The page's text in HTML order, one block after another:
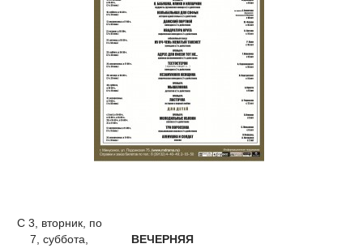
С 3, вторник, по
7, суббота,
ВЕЧЕРНЯЯ